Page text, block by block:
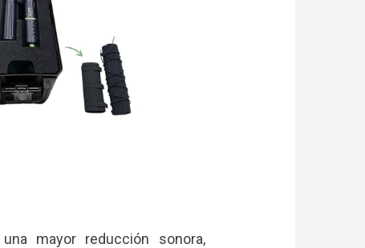
mayor reducción sonora,